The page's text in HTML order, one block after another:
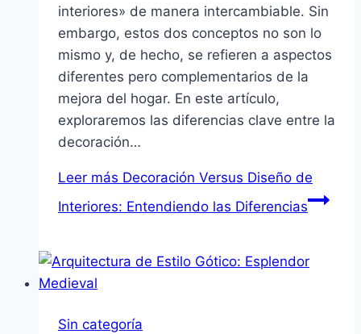
interiores» de manera intercambiable. Sin
embargo, estos dos conceptos no son lo
mismo y, de hecho, se refieren a aspectos
diferentes pero complementarios de la
mejora del hogar. En este artículo,
exploraremos las diferencias clave entre la
decoración…
Leer más Decoración Versus Diseño de
Interiores: Entendiendo las Diferencias
Sin categoría